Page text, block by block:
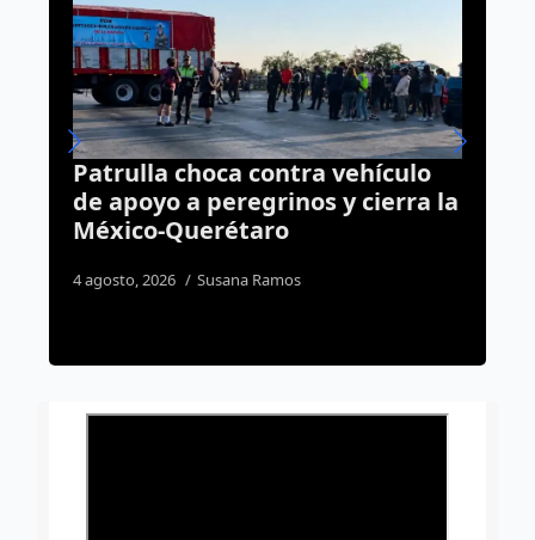
vehículo
y cierra la
Camioneta se incendia
avenida Constituyentes;
termina en pérdida total
5 agosto, 2026